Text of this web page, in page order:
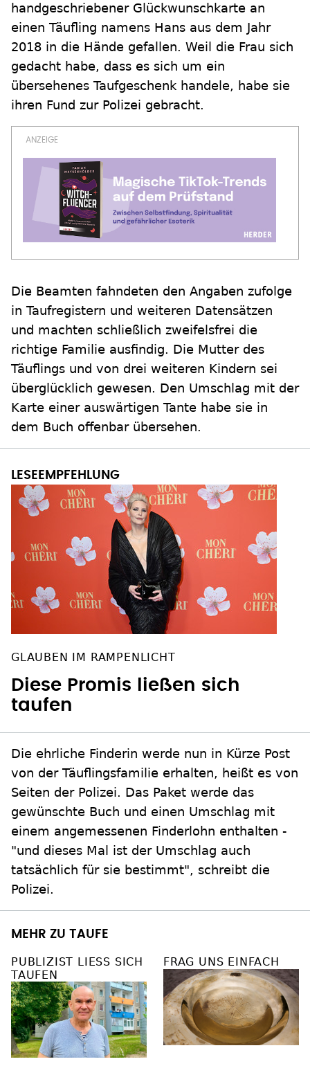
handgeschriebener Glückwunschkarte an
einen Täufling namens Hans aus dem Jahr
2018 in die Hände gefallen. Weil die Frau sich
gedacht habe, dass es sich um ein
übersehenes Taufgeschenk handele, habe sie
ihren Fund zur Polizei gebracht.
Die Beamten fahndeten den Angaben zufolge
in Taufregistern und weiteren Datensätzen
und machten schließlich zweifelsfrei die
richtige Familie ausfindig. Die Mutter des
Täuflings und von drei weiteren Kindern sei
überglücklich gewesen. Den Umschlag mit der
Karte einer auswärtigen Tante habe sie in
dem Buch offenbar übersehen.
GLAUBEN IM RAMPENLICHT
Diese Promis ließen sich
taufen
Die ehrliche Finderin werde nun in Kürze Post
von der Täuflingsfamilie erhalten, heißt es von
Seiten der Polizei. Das Paket werde das
gewünschte Buch und einen Umschlag mit
einem angemessenen Finderlohn enthalten -
"und dieses Mal ist der Umschlag auch
tatsächlich für sie bestimmt", schreibt die
Polizei.
MEHR ZU TAUFE
PUBLIZIST LIESS SICH T
AUFEN
FRAG UNS EINFACH